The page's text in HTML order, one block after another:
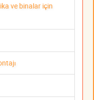
ve binalar için